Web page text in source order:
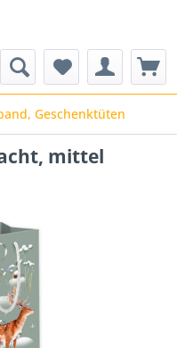
Geschenktüten
mittel